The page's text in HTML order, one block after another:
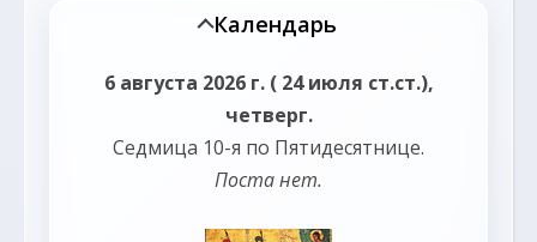
Календарь
6 августа 2026 г. ( 24 июля ст.ст.),
четверг.
Седмица 10-я по Пятидесятнице.
Поста нет.